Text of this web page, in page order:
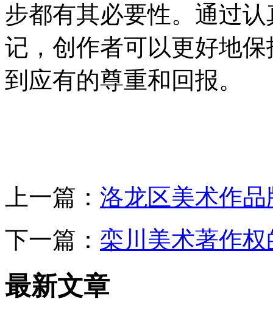
步都有其必要性。通过
记，创作者可以更好地
到应有的尊重和回报。
上一篇： 洛龙区美术作
下一篇： 栾川美术著作
最新文章